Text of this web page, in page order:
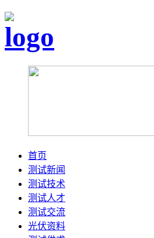
首页
测试新闻
测试技术
测试人才
测试交流
光伏资料